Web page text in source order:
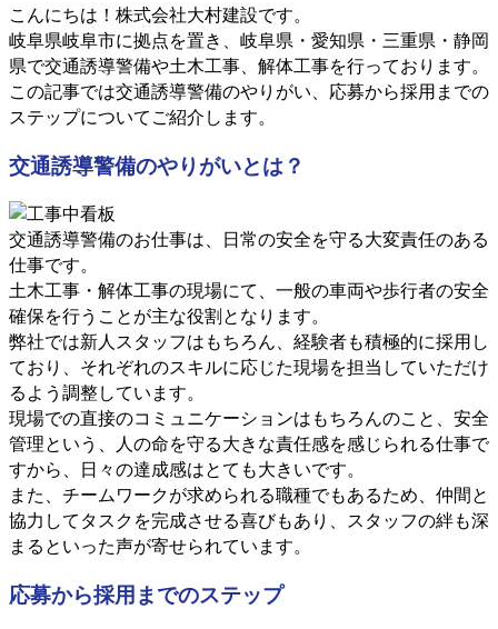
こんにちは！株式会社大村建設です。
岐阜県岐阜市に拠点を置き、岐阜県・愛知県・三重県・静岡
県で交通誘導警備や土木工事、解体工事を行っております。
この記事では交通誘導警備のやりがい、応募から採用までの
ステップについてご紹介します。
交通誘導警備のやりがいとは？
交通誘導警備のお仕事は、日常の安全を守る大変責任のある
仕事です。
土木工事・解体工事の現場にて、一般の車両や歩行者の安全
確保を行うことが主な役割となります。
弊社では新人スタッフはもちろん、経験者も積極的に採用し
ており、それぞれのスキルに応じた現場を担当していただけ
るよう調整しています。
現場での直接のコミュニケーションはもちろんのこと、安全
管理という、人の命を守る大きな責任感を感じられる仕事で
すから、日々の達成感はとても大きいです。
また、チームワークが求められる職種でもあるため、仲間と
協力してタスクを完成させる喜びもあり、スタッフの絆も深
まるといった声が寄せられています。
応募から採用までのステップ